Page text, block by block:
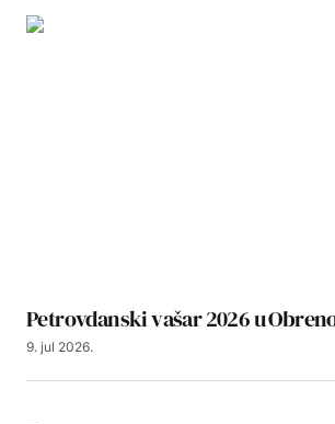
Petrovdanski vašar 2026 u
9. jul 2026.